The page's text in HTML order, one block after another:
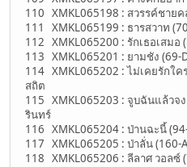
110 XMKL065198 : สวรรค์ชาย
111 XMKL065199 : ธารสวาท
112 XMKL065200 : รักเธอเสมอ
113 XMKL065201 : ยามชัง (69-
114 XMKL065202 : ไม่เคยรักใค
สถิต
115 XMKL065203 : จูบฉันแล้วจ
รินทร์
116 XMKL065204 : ป่านฉะนี้
117 XMKL065205 : ป่าลั่น (160-
118 XMKL065206 : ลีลาศ วอลซ์